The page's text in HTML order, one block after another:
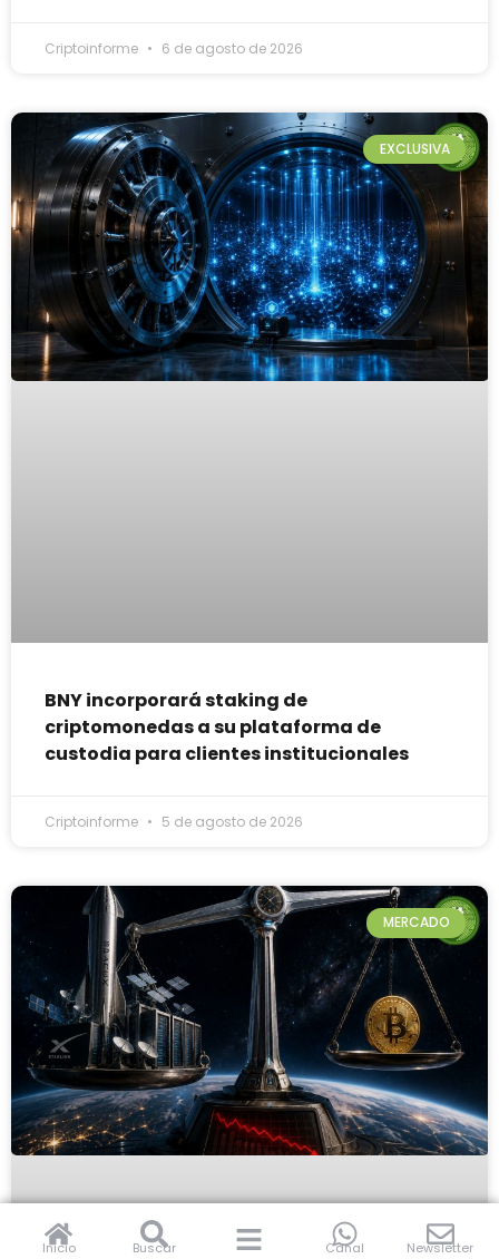
Inicio Buscar Canal Newsletter
Criptoinforme 6 de agosto de 2026
EXCLUSIVA
BNY incorporará staking de
criptomonedas a su plataforma de
custodia para clientes institucionales
Criptoinforme 5 de agosto de 2026
MERCADO